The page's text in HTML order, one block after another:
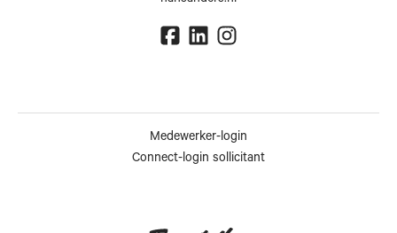
Medewerker-login
Connect-login sollicitant